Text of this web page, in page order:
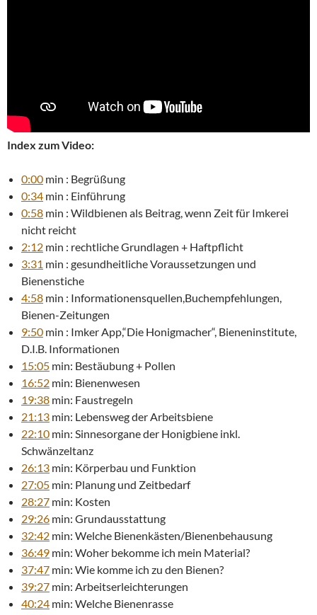
Index zum Video:
0:00 min : Begrüßung
0:34 min : Einführung
0:58 min : Wildbienen als Beitrag, wenn Zeit für Imkerei
nicht reicht
2:12 min : rechtliche Grundlagen + Haftpflicht
3:31 min : gesundheitliche Voraussetzungen und
Bienenstiche
4:58 min : Informationensquellen,Buchempfehlungen,
Bienen-Zeitungen
9:50 min : Imker App,“Die Honigmacher“, Bieneninstitute,
D.I.B. Informationen
15:05 min: Bestäubung + Pollen
16:52 min: Bienenwesen
19:38 min: Faustregeln
21:13 min: Lebensweg der Arbeitsbiene
22:10 min: Sinnesorgane der Honigbiene inkl.
Schwänzeltanz
26:13 min: Körperbau und Funktion
27:05 min: Planung und Zeitbedarf
28:27 min: Kosten
29:26 min: Grundausstattung
32:42 min: Welche Bienenkästen/Bienenbehausung
36:49 min: Woher bekomme ich mein Material?
37:47 min: Wie komme ich zu den Bienen?
39:27 min: Arbeitserleichterungen
40:24 min: Welche Bienenrasse